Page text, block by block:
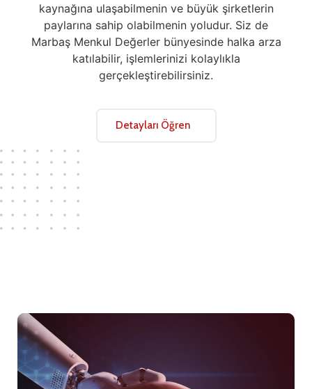
kaynağına ulaşabilmenin ve büyük şirketlerin
paylarına sahip olabilmenin yoludur. Siz de
Marbaş Menkul Değerler bünyesinde halka arza
katılabilir, işlemlerinizi kolaylıkla
gerçekleştirebilirsiniz.
Detayları Öğren